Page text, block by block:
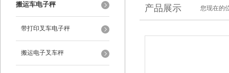
搬运车电子秤
带打印叉车电子秤
搬运电子叉车秤
产品展示 您现在的